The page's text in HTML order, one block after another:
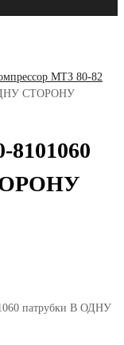
МТЗ 80-82
ОДНУ СТОРОНУ
8101060
патрубки В ОДНУ